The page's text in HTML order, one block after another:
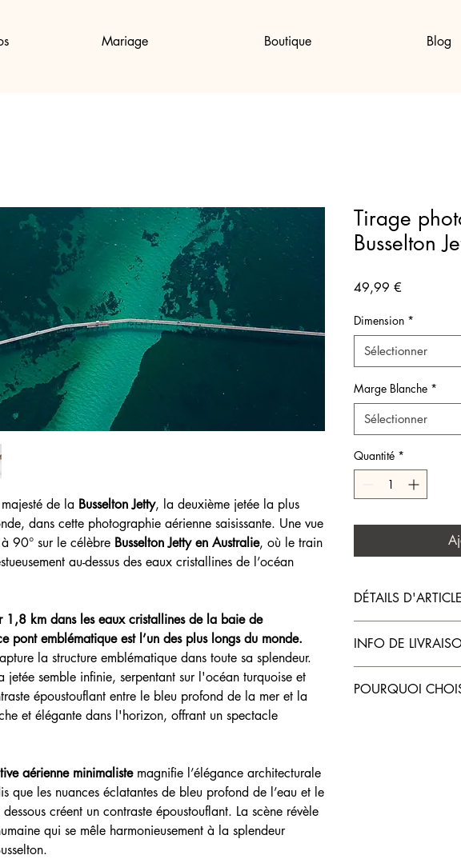
Mariage Boutique Blog
de la Busselton Jetty, la deuxième jetée la plus
dans cette photographie aérienne saisissante. Une vue
90° sur le célèbre Busselton Jetty en Australie, où le train
au-dessus des eaux cristallines de l’océan
1,8 km dans les eaux cristallines de la baie de
pont emblématique est l’un des plus longs du monde.
la structure emblématique dans toute sa splendeur.
jetée semble infinie, serpentant sur l'océan turquoise et
époustouflant entre le bleu profond de la mer et la
et élégante dans l'horizon, offrant un spectacle
aérienne minimalistemagnifie l’élégance architecturale
que les nuances éclatantes de bleu profond de l’eau et le
créent un contraste époustouflant. La scène révèle
qui se mêle harmonieusement à la splendeur
Tirage
Busselton
49,99 €
Dimension *
Sélectionner
Marge Blanche *
Sélectionner
Quantité *
DÉTAILS D'ARTICLE
Hahnemühle, reconnu
exceptionnelle, sa
des couleurs fidèles
Papier Fine Art
INFO DE
POURQUOI